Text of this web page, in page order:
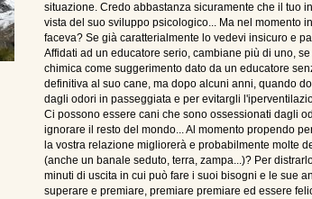
situazione. Credo abbastanza sicuramente che il tuo
vista del suo sviluppo psicologico... Ma nel momento
faceva? Se già caratterialmente lo vedevi insicuro e
Affidati ad un educatore serio, cambiane più di uno,
chimica come suggerimento dato da un educatore
definitiva al suo cane, ma dopo alcuni anni, quando
dagli odori in passeggiata e per evitargli
Ci possono essere cani che sono ossessionati dagli
ignorare il resto del mondo... Al momento propendo
la vostra relazione migliorerà e probabilmente molte
(anche un banale seduto, terra, zampa...)? Per
minuti di uscita in cui può fare i suoi bisogni e le sue
superare e premiare, premiare premiare ed essere